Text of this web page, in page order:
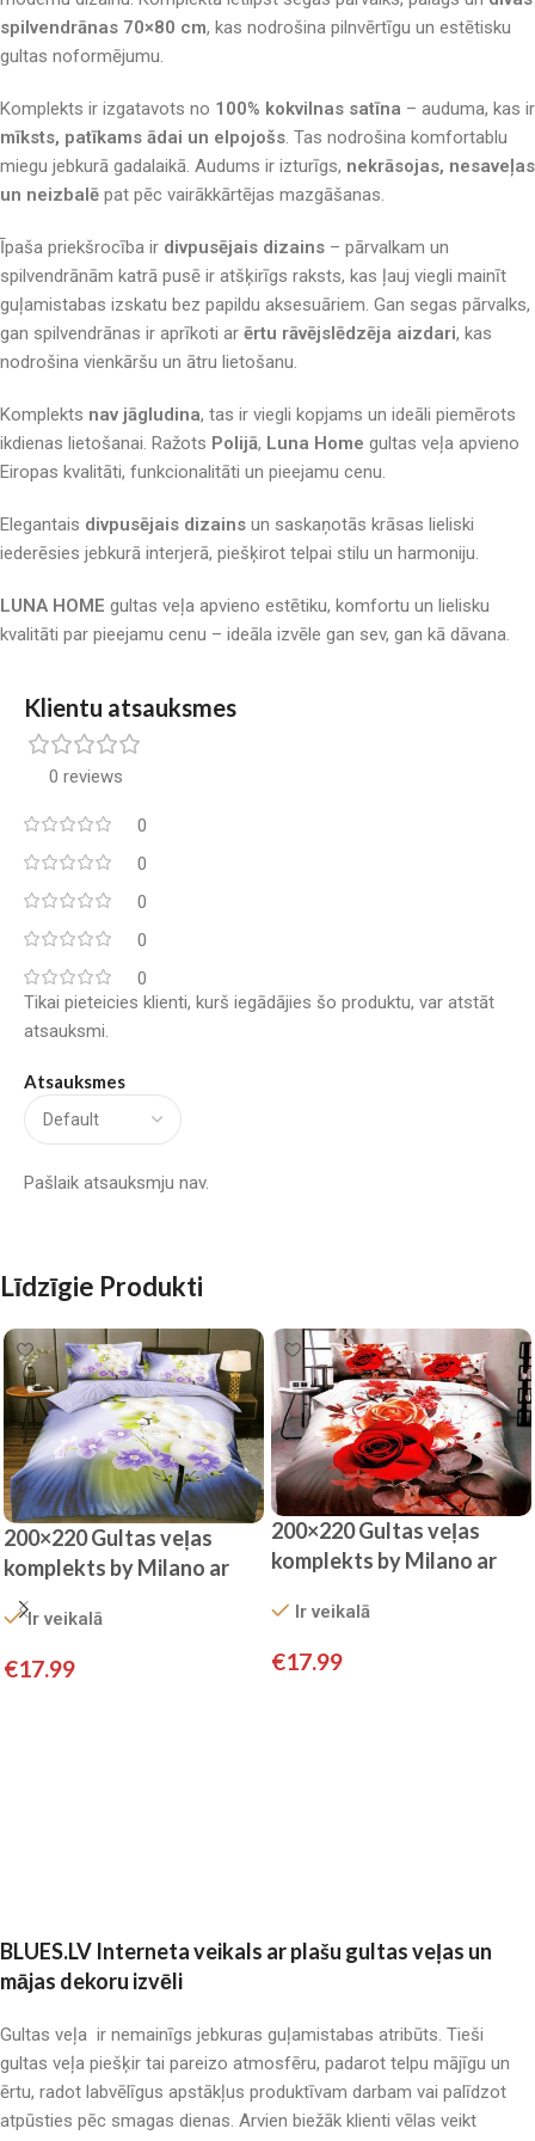
spilvendrānas 70×80 cm, kas nodrošina pilnvērtīgu un estētisku
gultas noformējumu.
Komplekts ir izgatavots no 100% kokvilnas satīna – auduma, kas ir
mīksts, patīkams ādai un elpojošs. Tas nodrošina komfortablu
miegu jebkurā gadalaikā. Audums ir izturīgs, nekrāsojas, nesaveļas
un neizbalē pat pēc vairākkārtējas mazgāšanas.
Īpaša priekšrocība ir divpusējais dizains – pārvalkam un
spilvendrānām katrā pusē ir atšķirīgs raksts, kas ļauj viegli mainīt
guļamistabas izskatu bez papildu aksesuāriem. Gan segas pārvalks,
gan spilvendrānas ir aprīkoti ar ērtu rāvējslēdzēja aizdari, kas
nodrošina vienkāršu un ātru lietošanu.
Komplekts nav jāgludina, tas ir viegli kopjams un ideāli piemērots
ikdienas lietošanai. Ražots Polijā, Luna Home gultas veļa apvieno
Eiropas kvalitāti, funkcionalitāti un pieejamu cenu.
Elegantais divpusējais dizains un saskaņotās krāsas lieliski
iederēsies jebkurā interjerā, piešķirot telpai stilu un harmoniju.
LUNA HOME gultas veļa apvieno estētiku, komfortu un lielisku
kvalitāti par pieejamu cenu – ideāla izvēle gan sev, gan kā dāvana.
Klientu atsauksmes
0 reviews
0
0
0
0
0
Atsauksmes
Pašlaik atsauksmju nav.
Tikai pieteicies klienti, kurš iegādājies šo produktu, var atstāt
atsauksmi.
Līdzīgie Produkti
200×220 Gultas veļas
komplekts by Milano ar
palagu/ 100% kokvilna
satīns
Ir veikalā
€17.99
200×220 Gultas veļas
komplekts by Milano ar
satīnsIr veikalā
€17.99
BLUES.LV Interneta veikals ar plašu gultas veļas un
mājas dekoru izvēli
Gultas veļa ir nemainīgs jebkuras guļamistabas atribūts. Tieši
gultas veļa piešķir tai pareizo atmosfēru, padarot telpu mājīgu un
ērtu, radot labvēlīgus apstākļus produktīvam darbam vai palīdzot
atpūsties pēc smagas dienas. Arvien biežāk klienti vēlas veikt